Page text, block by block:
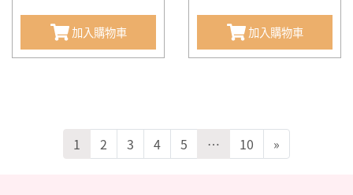
加入購物車 加入購物車
1 2 3 4 5 … 10 »